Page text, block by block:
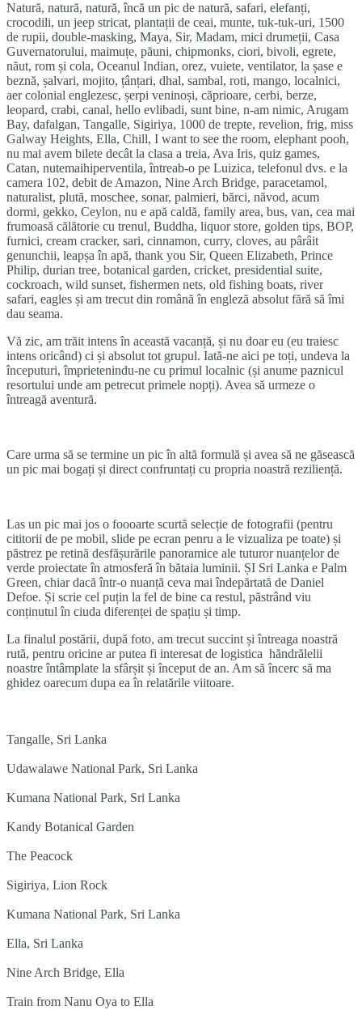
Natură, natură, natură, încă un pic de natură, safari, elefanți,
crocodili, un jeep stricat, plantații de ceai, munte, tuk-tuk-uri, 1500
de rupii, double-masking, Maya, Sir, Madam, mici drumeții, Casa
Guvernatorului, maimuțe, păuni, chipmonks, ciori, bivoli, egrete,
năut, rom și cola, Oceanul Indian, orez, vuiete, ventilator, la șase e
beznă, șalvari, mojito, țânțari, dhal, sambal, roti, mango, localnici,
aer colonial englezesc, șerpi veninoși, căprioare, cerbi, berze,
leopard, crabi, canal, hello evlibadi, sunt bine, n-am nimic, Arugam
Bay, dafalgan, Tangalle, Sigiriya, 1000 de trepte, revelion, frig, miss
Galway Heights, Ella, Chill, I want to see the room, elephant pooh,
nu mai avem bilete decât la clasa a treia, Ava Iris, quiz games,
Catan, nutemaihiperventila, întreab-o pe Luizica, telefonul dvs. e la
camera 102, debit de Amazon, Nine Arch Bridge, paracetamol,
naturalist, plută, moschee, sonar, palmieri, bărci, năvod, acum
dormi, gekko, Ceylon, nu e apă caldă, family area, bus, van, cea mai
frumoasă călătorie cu trenul, Buddha, liquor store, golden tips, BOP,
furnici, cream cracker, sari, cinnamon, curry, cloves, au pârâit
genunchii, leapșa în apă, thank you Sir, Queen Elizabeth, Prince
Philip, durian tree, botanical garden, cricket, presidential suite,
cockroach, wild sunset, fishermen nets, old fishing boats, river
safari, eagles și am trecut din română în engleză absolut fără să îmi
dau seama.
Vă zic, am trăit intens în această vacanță, și nu doar eu (eu traiesc
intens oricând) ci și absolut tot grupul. Iată-ne aici pe toți, undeva la
începuturi, împrietenindu-ne cu primul localnic (și anume paznicul
resortului unde am petrecut primele nopți). Avea să urmeze o
întreagă aventură.
Care urma să se termine un pic în altă formulă și avea să ne găsească
un pic mai bogați și direct confruntați cu propria noastră reziliență.
Las un pic mai jos o foooarte scurtă selecție de fotografii (pentru
cititorii de pe mobil, slide pe ecran penru a le vizualiza pe toate) și
păstrez pe retină desfășurările panoramice ale tuturor nuanțelor de
verde proiectate în atmosferă în bătaia luminii. ȘI Sri Lanka e Palm
Green, chiar dacă într-o nuanță ceva mai îndepărtată de Daniel
Defoe. Și scrie cel puțin la fel de bine ca restul, păstrând viu
conținutul în ciuda diferenței de spațiu și timp.
La finalul postării, după foto, am trecut succint și întreaga noastră
rută, pentru oricine ar putea fi interesat de logistica hăndrălelii
noastre întâmplate la sfârșit și început de an. Am să încerc să ma
ghidez oarecum dupa ea în relatările viitoare.
Tangalle, Sri Lanka
Udawalawe National Park, Sri Lanka
Kumana National Park, Sri Lanka
Kandy Botanical Garden
The Peacock
Sigiriya, Lion Rock
Kumana National Park, Sri Lanka
Ella, Sri Lanka
Nine Arch Bridge, Ella
Train from Nanu Oya to Ella